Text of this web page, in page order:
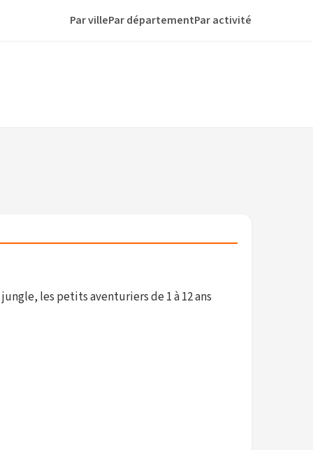
Par villePar départementPar activité
les petits aventuriers de 1 à 12 ans